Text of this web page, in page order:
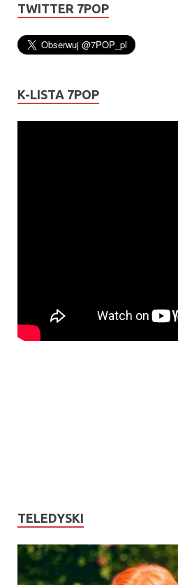
TWITTER 7POP
K-LISTA 7POP
TELEDYSKI